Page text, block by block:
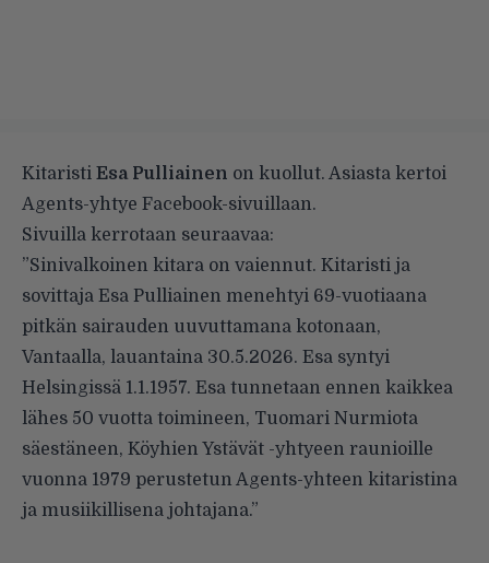
Kitaristi Esa Pulliainen on kuollut. Asiasta kertoi
Agents-yhtye Facebook-sivuillaan.
Sivuilla kerrotaan seuraavaa:
”Sinivalkoinen kitara on vaiennut. Kitaristi ja
sovittaja Esa Pulliainen menehtyi 69-vuotiaana
pitkän sairauden uuvuttamana kotonaan,
Vantaalla, lauantaina 30.5.2026. Esa syntyi
Helsingissä 1.1.1957. Esa tunnetaan ennen kaikkea
lähes 50 vuotta toimineen, Tuomari Nurmiota
säestäneen, Köyhien Ystävät -yhtyeen raunioille
vuonna 1979 perustetun Agents-yhteen kitaristina
ja musiikillisena johtajana.”